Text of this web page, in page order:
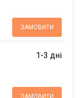
ЗАМОВИТИ
1-3 дні
ЗАМОВИТИ